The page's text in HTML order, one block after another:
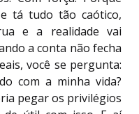
tá tudo tão caótico,
e a realidade vai
a conta não fecha
você se pergunta:
com a minha vida?
pegar os privilégios